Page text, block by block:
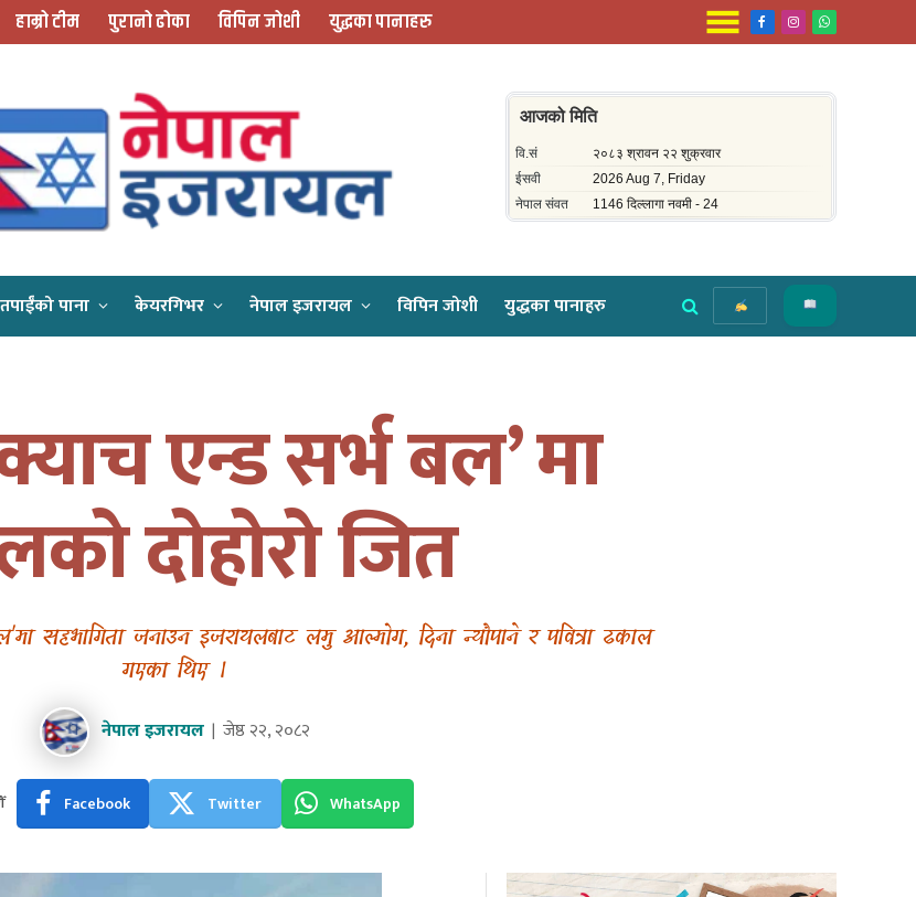
हाम्रो टीम पुरानो ढोका विपिन जोशी युद्धका पानाहरु Facebook
InstagramWhatsApp
तपाईँको पाना केयरगिभर नेपाल इजरायल विपिन जोशी युद्धका पानाहरु
एन्ड सर्भ बल’ मा
दोहोरो जित
सहभागिता जनाउन इजरायलबाट लमु आल्मोग, दिना न्यौपाने र पवित्रा ढकाल
गएका थिए ।
नेपाल इजरायल जेष्ठ २२, २०८२
Facebook Twitter WhatsApp